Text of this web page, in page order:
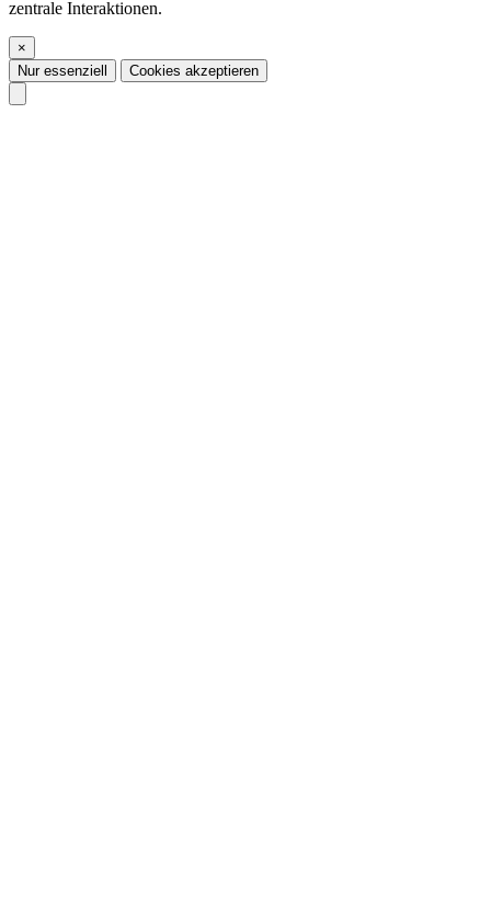
zentrale Interaktionen.
×
Nur essenziell
Cookies akzeptieren